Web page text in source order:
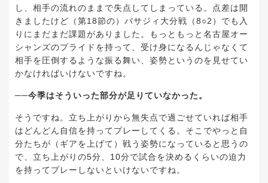
し、相手の流れのままで失点してしまっている。点差は開
きましたけど（第18節の）バサジィ大分戦（8○2）でも入
りにまだまだ課題がありました。もっともっと名古屋オー
シャンズのプライドを持って、受け身になるんじゃなくて
相手を圧倒するような振る舞い、姿勢というのを見せてい
かなければいけないですね。
──今季はそういった部分が足りていなかった。
そうですね。立ち上がりから無失点で過ごせていれば相手
はどんどん自信を持ってプレーしてくる。そこでやっと自
分たちが（ギアを上げて）戦う姿勢になっていると思うの
で、立ち上がりの5分、10分で試合を決めるくらいの迫力
を持ってプレーしないといけないですね。